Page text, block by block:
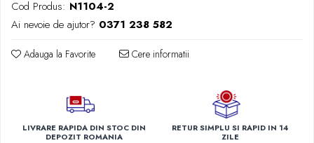
Volvo
Volvo Aero
Volvo FH 3 Euro 5
Volvo Model FM
Lumini, Becuri, Proiectoare
Accesorii iluminare LED camioane
Cod Produs: N1104-2
Ai nevoie de ajutor? 0371 238 582
Adauga la Favorite Cere informatii
LIVRARE RAPIDA DIN STOC DIN
DEPOZIT ROMANIA
RETUR SIMPLU SI RAPID IN 14
ZILE